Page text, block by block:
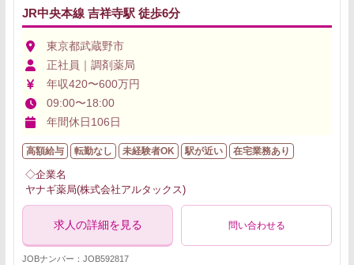
JR中央本線 吉祥寺駅 徒歩6分
東京都武蔵野市
正社員｜調剤薬局
年収420〜600万円
09:00〜18:00
年間休日106日
高額給与 転勤なし 未経験者OK 駅が近い 在宅業務あり
◇企業名
ヤナギ薬局(株式会社アルタックス)
求人の詳細を見る 問い合わせる
JOBナンバー：JOB592817